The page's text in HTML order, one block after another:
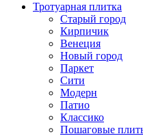
Тротуарная плитка
Старый город
Кирпичик
Венеция
Новый город
Паркет
Сити
Модерн
Патио
Классико
Пошаговые